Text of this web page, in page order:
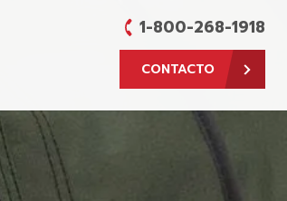
1-800-268-1918
CONTACTO